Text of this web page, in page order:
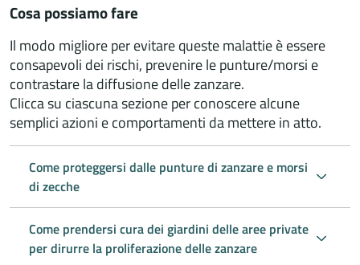
Cosa possiamo fare
Il modo migliore per evitare queste malattie è essere
consapevoli dei rischi, prevenire le punture/morsi e
contrastare la diffusione delle zanzare.
Clicca su ciascuna sezione per conoscere alcune
semplici azioni e comportamenti da mettere in atto.
Come proteggersi dalle punture di zanzare e morsi
di zecche
Come prendersi cura dei giardini delle aree private
per dirurre la proliferazione delle zanzare